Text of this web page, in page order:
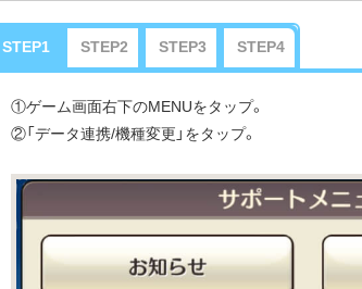
STEP1 STEP2 STEP3 STEP4
①ゲーム画面右下のMENUをタップ。
②「データ連携/機種変更」をタップ。